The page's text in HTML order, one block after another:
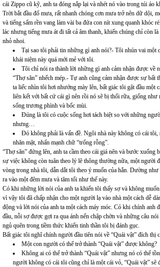
cái Zippo cũ kỹ, anh ta đóng nắp lại và nhét nó vào trong túi áo
Trời bắt đầu đổ mưa, rất nhanh chóng cơn mưa trở nên dữ dội,
và tiếng sấm rền vang làm vài ba đứa con nít xung quanh khóc
lác nhưng tiếng mưa át đi tất cả âm thanh, khiến chúng chỉ còn
nhỏ nhoi.
Tại sao tôi phải tin những gì anh nói?- Tôi nhún vai một
khái niệm này quá mới mẻ với tôi.
Tôi chỉ nói ra thành lời những gì anh cảm nhận được về
“Thợ săn” nhếch mép.- Tự anh cũng cảm nhận được sự bất
ta liếc nhìn tôi hơi nhướng mày lên, bất giác tôi gật đầu một
liên kết với bất cứ cái gì nên rồi nó sẽ bị thối rữa, giống như
sống trương phình và bốc mùi.
Đúng là tôi có cuộc sống hơi tách biệt so với những
nhưng…
Đó không phải là vấn đề. Ngôi nhà này không có cái
nhăn mặt, nhấn mạnh chữ “trống rỗng”.
“Thợ săn” đứng lên, anh ta cầm theo cái giá nên và bước xuống
sự việc không còn tuân theo lý lẽ thông thường nữa, một người
vòng trong nhà tôi, dẫn dắt tôi theo ý muốn của hắn. Dường
ra vào một đêm mưa và tăm tối như thế này.
Có khi những lời nói của anh ta khiến tôi thấy sợ và không
vì vậy tôi đã chấp nhận cho một người lạ vào nhà một cách dễ
động và lời nói của anh ta một cách máy móc. Có khi chính anh
đầu, nỗi sợ được gợi ra qua ánh nến chập chờn và những câu
ngủ quên trong tiềm thức khiến tinh thần tôi bị đánh gục.
Bất giác tôi nghĩ chính người đầu tiên nói về “Quái vật” đích thị
Một con người có thể trở thành “Quái vật” được không?
Không ai có thể trở thành “Quái vật” nhưng nó có thể
người không có cái tôi cũng chỉ là một cái vỏ, “Quái vật” sẽ